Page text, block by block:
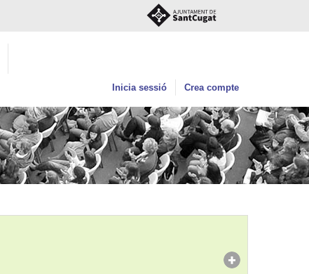
Inicia sessió Crea compte